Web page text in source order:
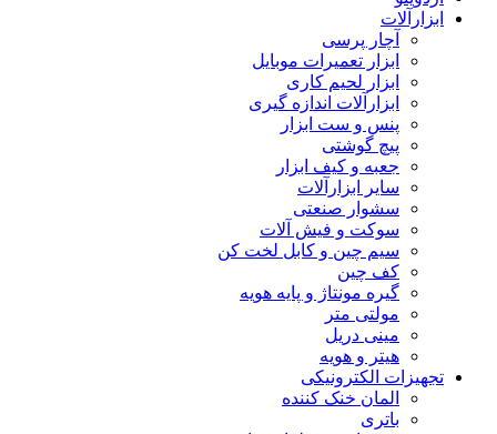
ابزارآلات
آچار پرسی
ابزار تعمیرات موبایل
ابزار لحیم کاری
ابزارآلات اندازه گیری
پنس و ست ابزار
پیچ گوشتی
جعبه و کیف ابزار
سایر ابزارآلات
سشوار صنعتی
سوکت و فیش آلات
سیم چین و کابل لخت کن
کف چین
گیره مونتاژ و پایه هویه
مولتی متر
مینی دریل
هیتر و هویه
تجهیزات الکترونیکی
المان خنک کننده
باتری